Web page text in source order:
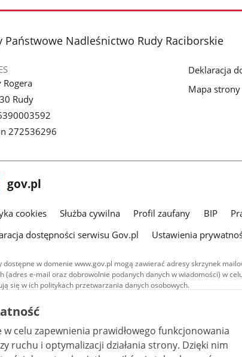
Państwowe Nadleśnictwo Rudy Raciborskie
Rogera
Rudy
272536296
Deklaracja
Mapa strony
Strona
gov.pl
gov.pl
cookies Służba cywilna Profil zaufany BIP
dostępności serwisu Gov.pl
Ustawienia
dostępne w domenie www.gov.pl mogą zawierać adresy skrzynek
(adres e-mail oraz dobrowolnie podanych danych w wiadomości) w
się w ich politykach przetwarzania danych osobowych.
Treści tekstowe publikowane w serwisie (z wyłączeniem treści
udostępniane na licencji typu Creative Commons: uznanie
warunkach 4.0 (CC BY-SA 4.0). Materiały audiowizualne, w tym
są udostępniane na licencji typu Creative Commons: uznanie
bez utworów zależnych 4.0 (CC BY-NC-ND 4.0), o ile nie jest to
celu zapewnienia prawidłowego funkcjonowania
i optymalizacji działania strony. Dzięki nim